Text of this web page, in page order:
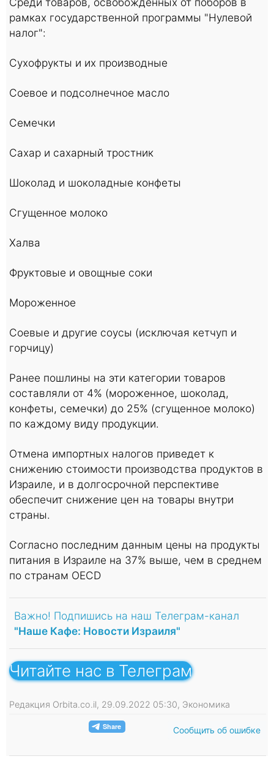
рамках государственной программы "Нулевой
налог":
Сухофрукты и их производные
Соевое и подсолнечное масло
Семечки
Сахар и сахарный тростник
Шоколад и шоколадные конфеты
Сгущенное молоко
Халва
Фруктовые и овощные соки
Мороженное
Соевые и другие соусы (исключая кетчуп и
горчицу)
Ранее пошлины на эти категории товаров
составляли от 4% (мороженное, шоколад,
конфеты, семечки) до 25% (сгущенное молоко)
по каждому виду продукции.
Отмена импортных налогов приведет к
снижению стоимости производства продуктов в
Израиле, и в долгосрочной перспективе
обеспечит снижение цен на товары внутри
страны.
Согласно последним данным цены на продукты
питания в Израиле на 37% выше, чем в среднем
по странам OECD
Важно! Подпишись на наш Телеграм-канал
"Наше Кафе: Новости Израиля"
Читайте нас в Телеграм
Редакция Orbita.co.il, 29.09.2022 05:30, Экономика
Сообщить об ошибке